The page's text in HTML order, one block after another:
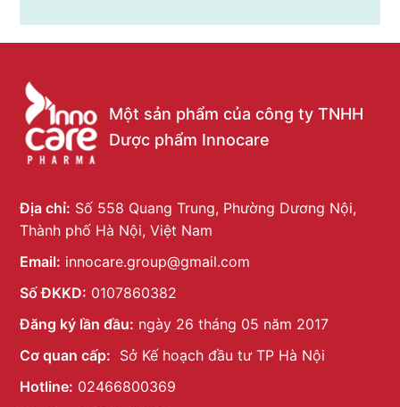
Một sản phẩm của công ty TNHH
Dược phẩm Innocare
Địa chỉ: Số 558 Quang Trung, Phường Dương Nội,
Thành phố Hà Nội, Việt Nam
Email: innocare.group@gmail.com
Số ĐKKD: 0107860382
Đăng ký lần đầu: ngày 26 tháng 05 năm 2017
Cơ quan cấp: Sở Kế hoạch đầu tư TP Hà Nội
Hotline: 02466800369